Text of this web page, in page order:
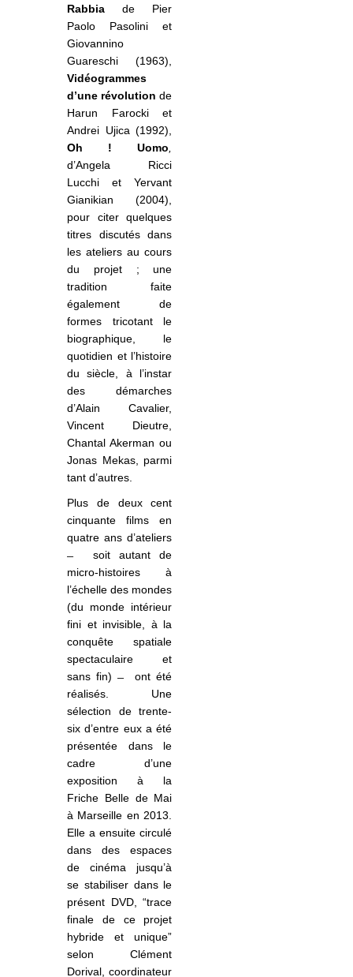
Rabbia de Pier
Paolo Pasolini et
Giovannino
Guareschi (1963),
Vidéogrammes
d’une révolution de
Harun Farocki et
Andrei Ujica (1992),
Oh ! Uomo
d’Angela Ricci
Lucchi et Yervant
Gianikian (2004),
pour citer quelques
titres discutés dans
les ateliers au cours
du projet ; une
tradition faite
également de
formes tricotant le
biographique, le
quotidien et l’histoire
du siècle, à l’instar
des démarches
d’Alain Cavalier,
Vincent Dieutre,
Chantal Akerman ou
Jonas Mekas, parmi
tant d’autres.
Plus de deux cent
cinquante films en
quatre ans d’ateliers
soit autant de
micro-histoires à
l’échelle des mondes
(du monde intérieur
fini et invisible, à la
conquête spatiale
spectaculaire et
sans fin)ont été
réalisés. Une
sélection de trente-
six d’entre eux a été
présentée dans le
cadre d’une
exposition à la
Friche Belle de Mai
à Marseille en 2013.
Elle a ensuite circulé
dans des espaces
de cinéma jusqu’à
se stabiliser dans le
présent DVD, “trace
finale de ce projet
hybride et unique”
selon Clément
Dorival, coordinateur